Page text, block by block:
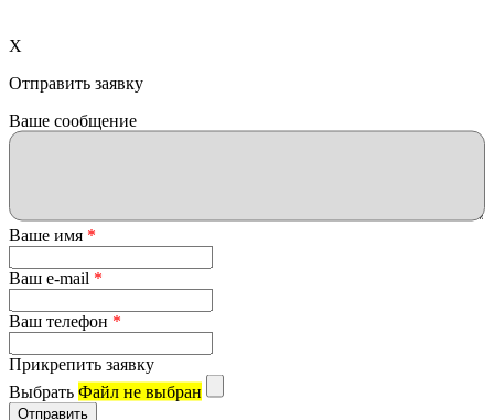
X
Отправить заявку
Ваше сообщение
Ваше имя *
Ваш e-mail *
Ваш телефон *
Прикрепить заявку
Выбрать Файл не выбран